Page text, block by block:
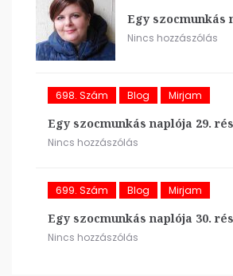
Egy szocmunkás
Nincs hozzászólás
698. Szám Blog Mirjam
Egy szocmunkás naplója 29.
Nincs hozzászólás
699. Szám Blog Mirjam
Egy szocmunkás naplója 30.
Nincs hozzászólás